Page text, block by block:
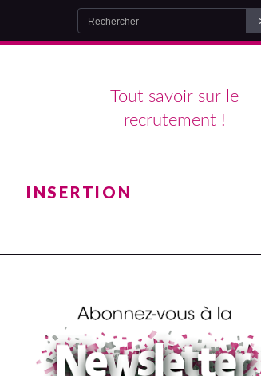
Tout savoir sur le
recrutement !
INSERTION